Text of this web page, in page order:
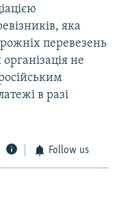
яка
перевезень
не
в разі
Follow us